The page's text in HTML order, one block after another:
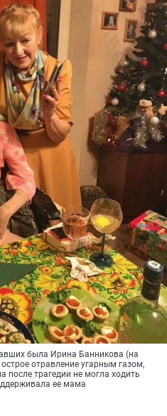
была Ирина Банникова (на
отравление угарным газом,
трагедии не могла ходить
ее мама